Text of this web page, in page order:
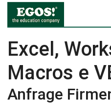
Excel,
Macros e
Anfrage